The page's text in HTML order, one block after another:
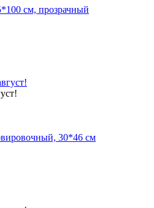
см, прозрачный
30*46 см